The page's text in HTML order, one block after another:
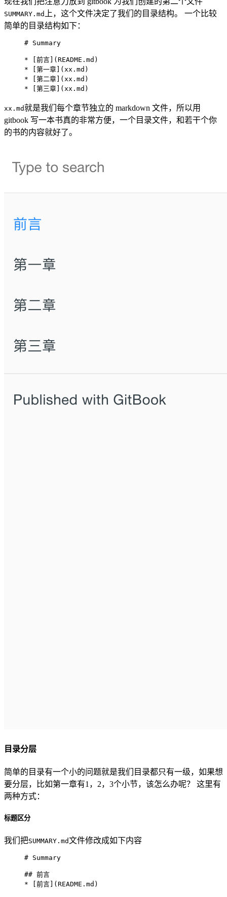
SUMMARY.md
上，这个文件决定了我们的目录结构。 一个比较
简单的目录结构如下：
# Summary
* [前言](README.md)
* [第一章](xx.md)
* [第二章](xx.md)
* [第三章](xx.md)
xx.md就是我们每个章节独立的 markdown 文件，所以用
gitbook 写一本书真的非常方便，一个目录文件，和若干个你
的书的内容就好了。
目录分层
简单的目录有一个小的问题就是我们目录都只有一级，如果想
要分层，比如第一章有1，2，3个小节，该怎么办呢？ 这里有
两种方式：
标题区分
我们把SUMMARY.md文件修改成如下内容
# Summary
## 前言
* [前言](README.md)